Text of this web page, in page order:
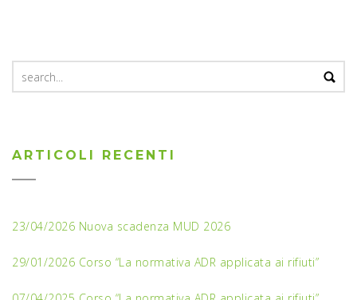
for:
ARTICOLI RECENTI
23/04/2026 Nuova scadenza MUD 2026
29/01/2026 Corso “La normativa ADR applicata ai rifiuti”